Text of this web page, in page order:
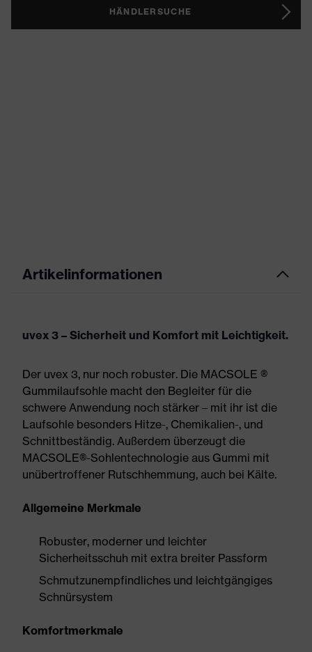
HÄNDLERSUCHE
Artikelinformationen
uvex 3 – Sicherheit und Komfort mit Leichtigkeit.
Der uvex 3, nur noch robuster. Die MACSOLE ®
Gummilaufsohle macht den Begleiter für die
schwere Anwendung noch stärker – mit ihr ist die
Laufsohle besonders Hitze-, Chemikalien-, und
Schnittbeständig. Außerdem überzeugt die
MACSOLE®-Sohlentechnologie aus Gummi mit
unübertroffener Rutschhemmung, auch bei Kälte.
Allgemeine Merkmale
Robuster, moderner und leichter
Sicherheitsschuh mit extra breiter Passform
Schmutzunempfindliches und leichtgängiges
Schnürsystem
Komfortmerkmale